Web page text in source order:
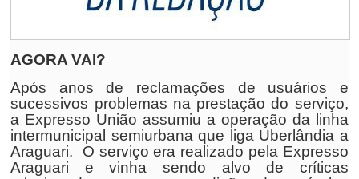
AGORA VAI?
Após anos de reclamações de usuários e
sucessivos problemas na prestação do serviço,
a Expresso União assumiu a operação da linha
intermunicipal semiurbana que liga Uberlândia a
Araguari. O serviço era realizado pela Expresso
Araguari e vinha sendo alvo de críticas